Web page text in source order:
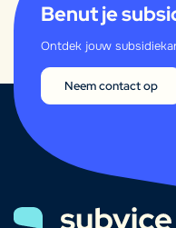
Benut je
Ontdek jouw
Neem contact op